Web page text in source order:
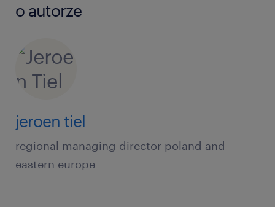
o autorze
jeroen tiel
regional managing director poland and
eastern europe